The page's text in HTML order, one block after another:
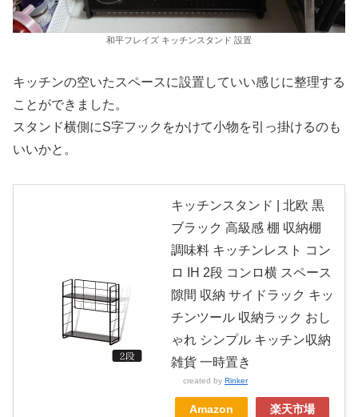
和平フレイズ キッチンスタンド 設置
キッチンの空いたスペースに設置していい感じに整理する
ことができました。
スタンド横側にS字フックをかけて小物を引っ掛けるのも
いいかと。
キッチンスタンド | 北欧 黒
ブラック 高級感 棚 収納棚
調味料 キッチンレスト コン
ロ IH 2段 コンロ横 スペース
隙間 収納 サイドラック キッ
チンツール 収納ラック おし
ゃれ シンプル キッチン収納
雑貨 一時置き
created by Rinker
Amazon 楽天市場